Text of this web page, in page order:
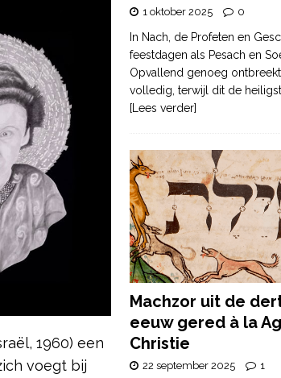
1960) een
voegt bij
1 oktober 2025 0
In Nach, de Profeten en
feestdagen als Pesach en
Opvallend genoeg
volledig, terwijl dit de
[Lees verder]
Machzor uit de
eeuw gered à la
Christie
22 september 2025 1